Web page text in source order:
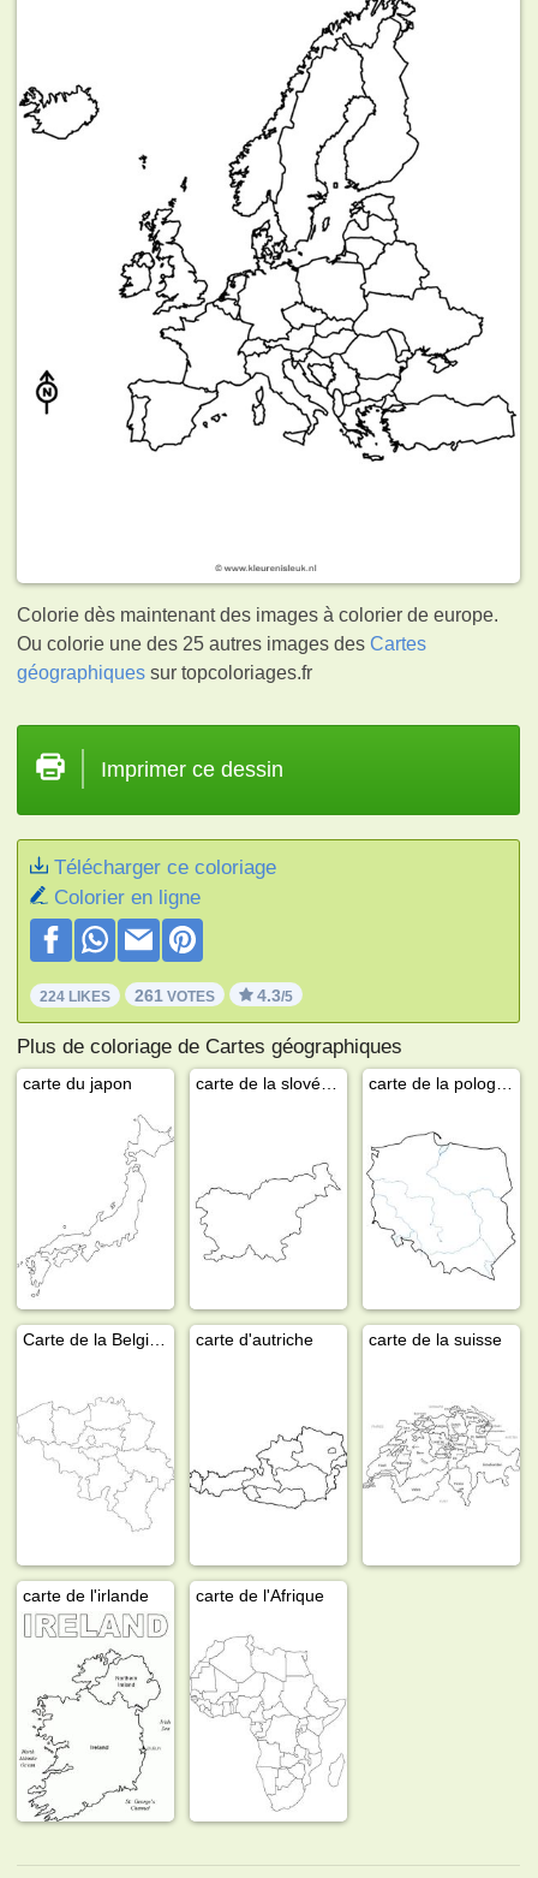
Colorie dès maintenant des images à colorier de europe.
Ou colorie une des 25 autres images desCartes
géographiques sur topcoloriages.fr
Imprimer ce dessin
Télécharger ce coloriage
Colorier en ligne
224 LIKES 261 VOTES 4.3/5
Plus de coloriage de Cartes géographiques
carte du japon
carte d'autriche carte de la suisse
carte de l'irlande carte de l'Afrique